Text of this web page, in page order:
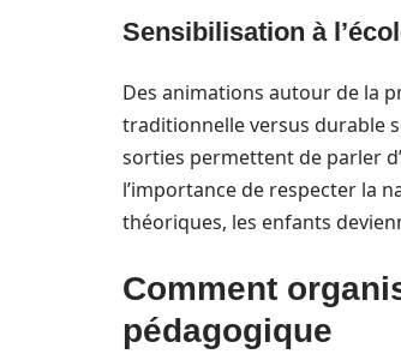
Sensibilisation à
Des animations autour de la
traditionnelle versus durable
sorties permettent de parler
l’importance de respecter la
théoriques, les enfants
Comment
pédagogique